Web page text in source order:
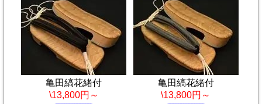
亀田縞花緒付
\13,800円～
亀田縞花緒付
\13,800円～